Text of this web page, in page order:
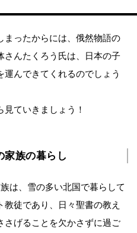
まったからには、俄然物語の
さんたくろう氏は、日本の子
んできてくれるのでしょう
ていきましょう！
家族の暮らし
は、雪の多い北国で暮らして
徒であり、日々聖書の教え
さげることを欠かさずに過ご